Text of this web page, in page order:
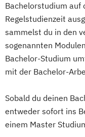
Bachelorstudium auf
Regelstudienzeit
sammelst du in den
sogenannten
Bachelor-Studium
mit der Bachelor-
Sobald du deinen
entweder sofort ins
einem Master